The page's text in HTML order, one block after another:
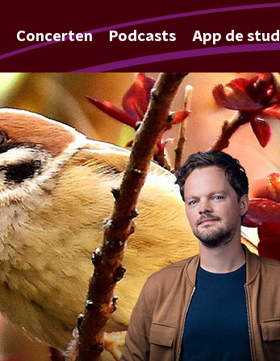
Concerten Podcasts App de